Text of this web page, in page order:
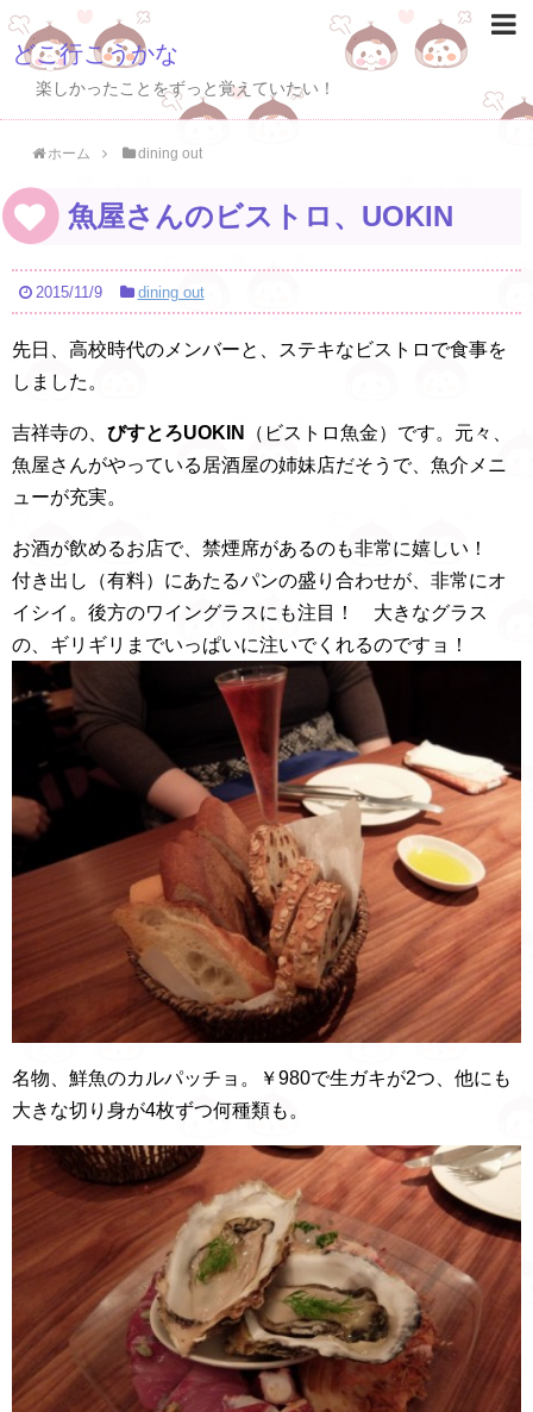
どこ行こうかな
楽しかったことをずっと覚えていたい！
ホーム dining out
魚屋さんのビストロ、UOKIN
2015/11/9 dining out
先日、高校時代のメンバーと、ステキなビストロで食事を
しました。
吉祥寺の、 びすとろUOKIN
（ビストロ魚金）です。元々、
魚屋さんがやっている居酒屋の姉妹店だそうで、魚介メニ
ューが充実。
お酒が飲めるお店で、禁煙席があるのも非常に嬉しい！
付き出し（有料）にあたるパンの盛り合わせが、非常にオ
イシイ。後方のワイングラスにも注目！ 大きなグラス
の、ギリギリまでいっぱいに注いでくれるのですョ！
名物、鮮魚のカルパッチョ。￥980で生ガキが2つ、他にも
大きな切り身が4枚ずつ何種類も。